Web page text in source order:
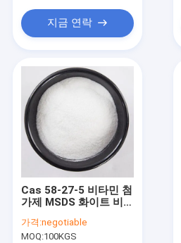
지금 연락
Cas 58-27-5 비타민 첨
가제 MSDS 화이트 비타
가격:negotiable
MOQ:100KGS